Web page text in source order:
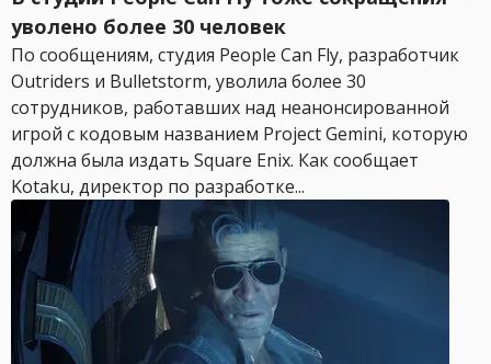
уволено более 30 человек
По сообщениям, студия People Can Fly, разработчик
Outriders и Bulletstorm, уволила более 30
сотрудников, работавших над неанонсированной
игрой с кодовым названием Project Gemini, которую
должна была издать Square Enix. Как сообщает
Kotaku, директор по разработке...